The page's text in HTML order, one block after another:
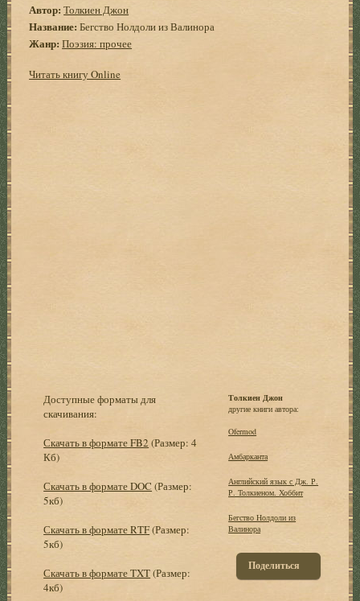
Автор: Толкиен Джон
Название: Бегство Нолдоли из Валинора
Жанр: Поэзия: прочее
Читать книгу Online
Доступные форматы для
скачивания:
Скачать в формате FB2 (Размер: 4
Кб)
Скачать в формате DOC (Размер:
5кб)
Скачать в формате RTF(Размер:
5кб)
Скачать в формате TXT(Размер:
4кб)
Толкиен Джон
другие книги автора:
Ofermod
Амбарканта
Английский язык с Дж. Р.
Р. Толкиеном. Хоббит
Бегство Нолдоли из
Валинора
Поделиться